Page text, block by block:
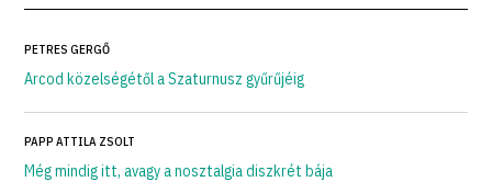
PETRES GERGŐ
Arcod közelségétől a Szaturnusz gyűrűjéig
PAPP ATTILA ZSOLT
Még mindig itt, avagy a nosztalgia diszkrét bája